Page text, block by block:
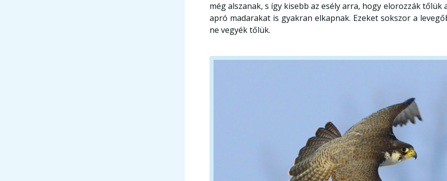
még alszanak, s így kisebb az esély arra, hogy elorozzák
apró madarakat is gyakran elkapnak. Ezeket sokszor a
ne vegyék tőlük.